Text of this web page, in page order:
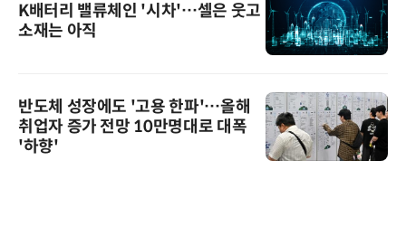
K배터리 밸류체인 '시차'…셀은 웃고
소재는 아직
반도체 성장에도 '고용 한파'…올해
취업자 증가 전망 10만명대로 대폭
'하향'